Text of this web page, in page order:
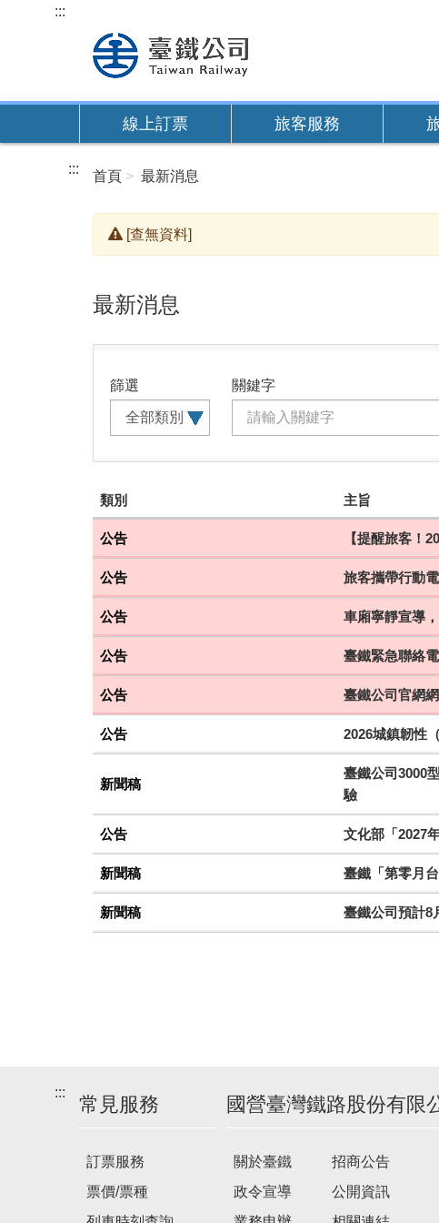
內
:::
線上訂票 旅客服務
::: 首頁 最新消息
[查無資料]
最新消息
篩選
關鍵字
建
議
搭
乘
車
次
類別 主旨
公告 【提醒旅客！
公告 旅客攜帶行動
公告 車廂寧靜宣導
公告 臺鐵緊急聯絡
公告 臺鐵公司官網
公告 2026城鎮韌性
新聞稿
臺鐵公司3000
驗
公告 文化部「2027
新聞稿 臺鐵「第零月
新聞稿 臺鐵公司預計8
:::
常見服務
訂票服務
票價/票種
國營臺灣鐵路股份有限
關於臺鐵
政令宣導
招商公告
公開資訊